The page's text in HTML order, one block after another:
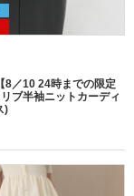
8／10 24時までの限定
ブ半袖ニットカーディ
)